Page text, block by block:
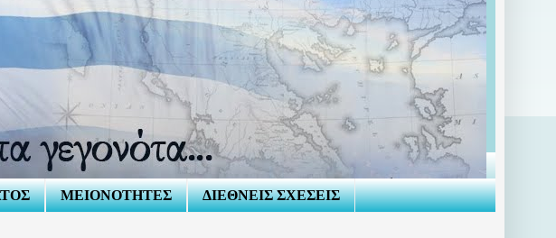
ΜΕΙΟΝΟΤΗΤΕΣ ΔΙΕΘΝΕΙΣ ΣΧΕΣΕΙΣ